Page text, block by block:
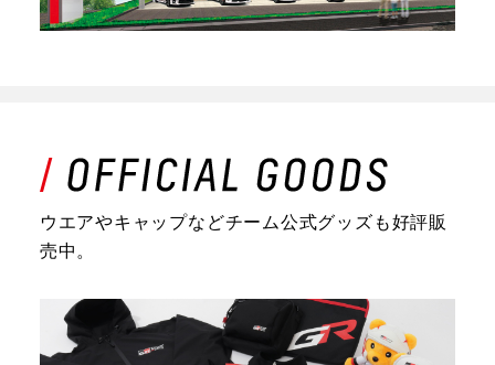
ウエアやキャップなどチーム公式グッズも好評販
売中。